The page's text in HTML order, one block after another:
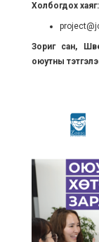
Холбогдох хаяг:
Зориг сан,
оюутны